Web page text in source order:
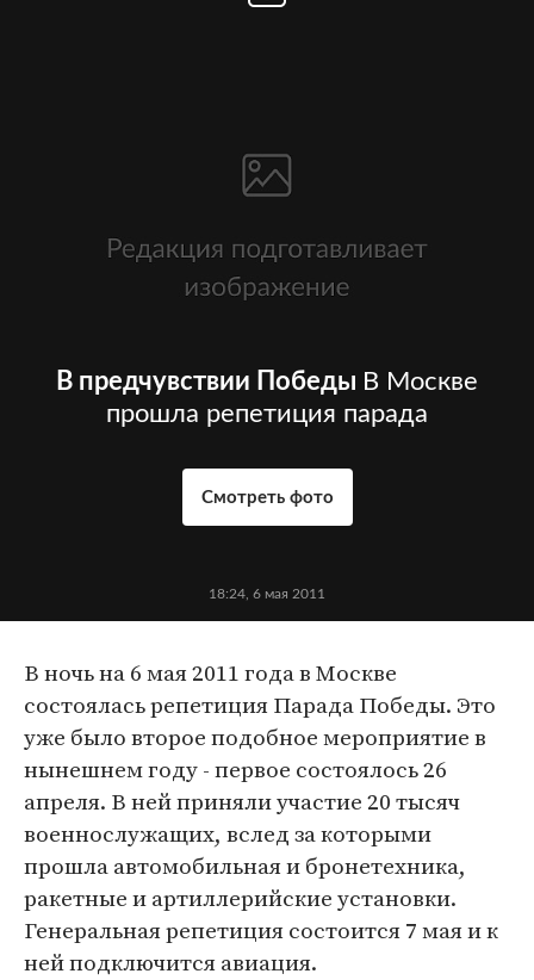
В предчувствии Победы В Москве
прошла репетиция парада
Смотреть фото
18:24, 6 мая 2011
В ночь на 6 мая 2011 года в Москве
состоялась репетиция Парада Победы. Это
уже было второе подобное мероприятие в
нынешнем году - первое состоялось 26
апреля. В ней приняли участие 20 тысяч
военнослужащих, вслед за которыми
прошла автомобильная и бронетехника,
ракетные и артиллерийские установки.
Генеральная репетиция состоится 7 мая и к
ней подключится авиация.